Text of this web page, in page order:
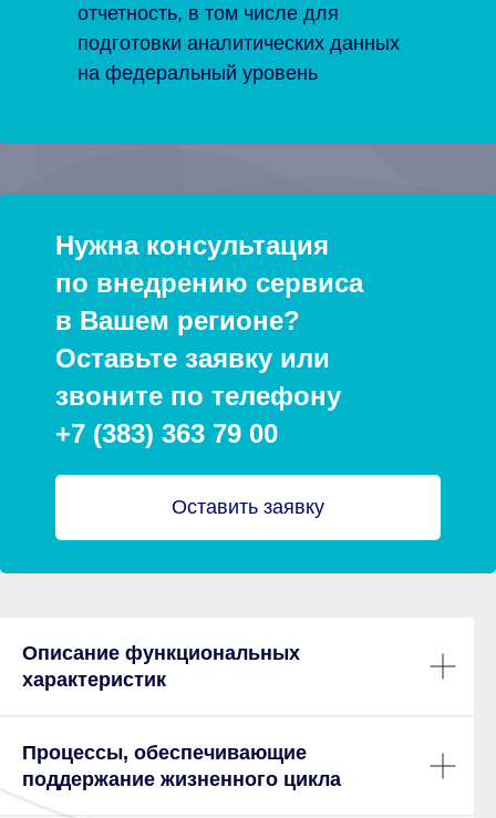
отчетность, в том числе для
подготовки аналитических данных
на федеральный уровень
Нужна консультация
по внедрению сервиса
в Вашем регионе?
Оставьте заявку или
звоните по телефону
+7 (383) 363 79 00
Оставить заявку
Описание функциональных
характеристик
Процессы, обеспечивающие
поддержание жизненного цикла